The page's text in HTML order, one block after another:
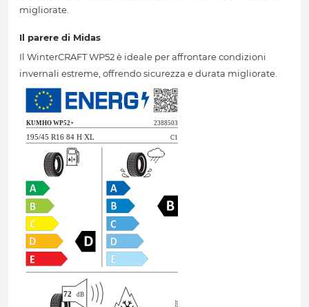
migliorate.
Il parere di Midas
Il WinterCRAFT WP52 è ideale per affrontare condizioni
invernali estreme, offrendo sicurezza e durata migliorate.